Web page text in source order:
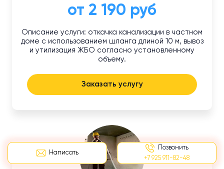
Написать
Позвонить
+7 925 911-82-48
от 2 190 руб
Описание услуги: откачка канализации в частном
доме с использованием шланга длиной 10 м, вывоз
и утилизация ЖБО согласно установленному
объему.
Заказать услугу